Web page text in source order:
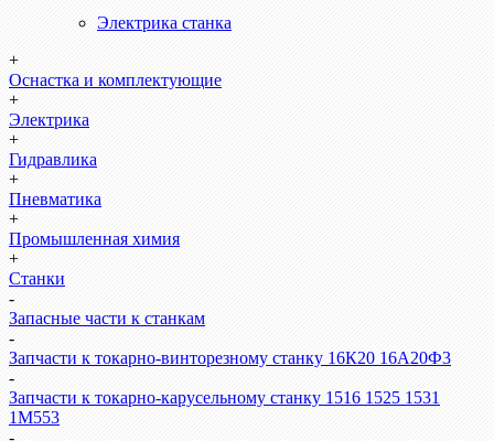
Электрика станка
+
Оснастка и комплектующие
+
Электрика
+
Гидравлика
+
Пневматика
+
Промышленная химия
+
Станки
-
Запасные части к станкам
-
Запчасти к токарно-винторезному станку 16К20 16А20Ф3
-
Запчасти к токарно-карусельному станку 1516 1525 1531
1М553
-